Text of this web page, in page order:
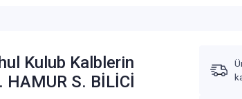
Kulub Kalblerin
HAMUR S. BİLİCİ